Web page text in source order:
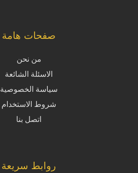
صفحات هامة
من نحن
الاسئلة الشائعة
سياسة الخصوصية
شروط الاستخدام
اتصل بنا
روابط سريعة